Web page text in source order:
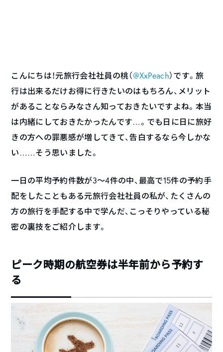
こんにちは！元旅行会社社員の桃（@XxPeach）です。旅
行は出来るだけお得に行きたいのはもちろん、メリット
があることならみなさん知っておきたいですよね。本当
は内緒にしておきたかったんです…。でも日に日に旅好
きの方への罪悪感が増してきて、告白するなら今しかな
い……そう思いました。
一日の平均予約件数が3〜4件の中、最高で15件の予約手
配をしたこともある元旅行会社社員の私が、たくさんの
方の旅行を手配する中で学んだ、こっそりやっている秘
密の裏技をご紹介します。
ピーク時期の航空券は半年前から予約す
る